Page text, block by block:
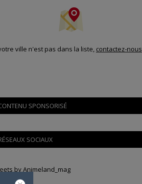
ville n'est pas dans la liste, contactez-nous
SPONSORISÉ
SOCIAUX
by Animeland_mag